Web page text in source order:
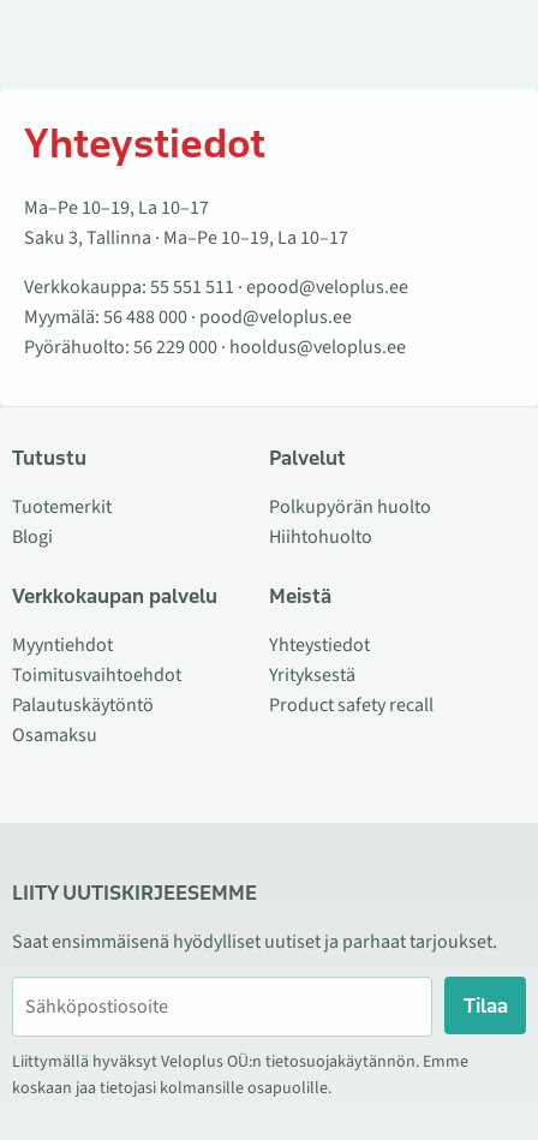
Yhteystiedot
Ma–Pe 10–19, La 10–17
Saku 3, Tallinna · Ma–Pe 10–19, La 10–17
Verkkokauppa:55 551 511 ·epood@veloplus.ee
Myymälä:56 488 000· pood@veloplus.ee
Pyörähuolto:56 229 000· hooldus@veloplus.ee
Tutustu
Tuotemerkit
Blogi
Verkkokaupan palvelu
Myyntiehdot
Toimitusvaihtoehdot
Palautuskäytöntö
Osamaksu
Palvelut
Polkupyörän huolto
Hiihtohuolto
Meistä
Yhteystiedot
Yrityksestä
Product safety recall
LIITY UUTISKIRJEESEMME
Saat ensimmäisenä hyödylliset uutiset ja parhaat tarjoukset.
Tilaa
Liittymällä hyväksyt Veloplus OÜ:n tietosuojakäytännön. Emme
koskaan jaa tietojasi kolmansille osapuolille.